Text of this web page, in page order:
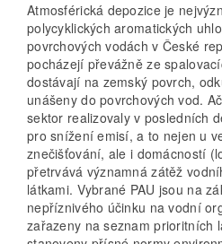
Atmosférická depozice je
polycyklických aromatických
povrchových vodách v České
pocházejí převážně ze
dostávají na zemský povrch,
unášeny do povrchových vod.
sektor realizovaly v posledních
pro snížení emisí, a to nejen u
znečišťování, ale i domácností
přetrvává významná zátěž
látkami. Vybrané PAU jsou na
nepříznivého účinku na vodní
zařazeny na seznam prioritních